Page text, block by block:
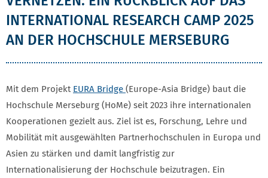
INTERNATIONAL RESEARCH CAMP 2025
AN DER HOCHSCHULE MERSEBURG
Mit dem Projekt EURA Bridge (Europe-Asia Bridge) baut die
Hochschule Merseburg (HoMe) seit 2023 ihre internationalen
Kooperationen gezielt aus. Ziel ist es, Forschung, Lehre und
Mobilität mit ausgewählten Partnerhochschulen in Europa und
Asien zu stärken und damit langfristig zur
Internationalisierung der Hochschule beizutragen. Ein